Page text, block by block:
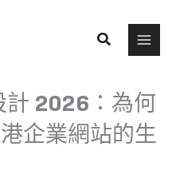
Search
計 2026：為何
企業網站的生